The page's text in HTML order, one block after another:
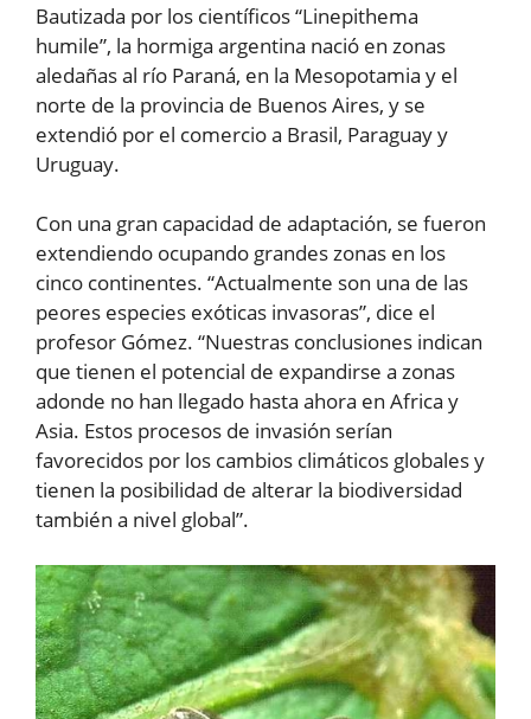
Bautizada por los científicos “Linepithema
humile”, la hormiga argentina nació en zonas
aledañas al río Paraná, en la Mesopotamia y el
norte de la provincia de Buenos Aires, y se
extendió por el comercio a Brasil, Paraguay y
Uruguay.
Con una gran capacidad de adaptación, se fueron
extendiendo ocupando grandes zonas en los
cinco continentes. “Actualmente son una de las
peores especies exóticas invasoras”, dice el
profesor Gómez. “Nuestras conclusiones indican
que tienen el potencial de expandirse a zonas
adonde no han llegado hasta ahora en Africa y
Asia. Estos procesos de invasión serían
favorecidos por los cambios climáticos globales y
tienen la posibilidad de alterar la biodiversidad
también a nivel global”.